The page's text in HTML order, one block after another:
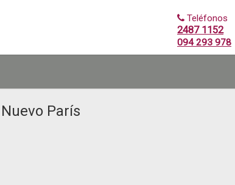
Teléfonos
2487 1152
094 293 978
Nuevo París